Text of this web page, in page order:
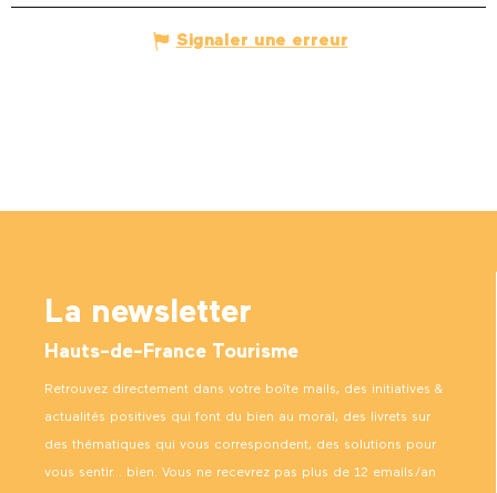
Signaler une erreur
La newsletter
Hauts-de-France Tourisme
Retrouvez directement dans votre boîte mails, des initiatives &
actualités positives qui font du bien au moral, des livrets sur
des thématiques qui vous correspondent, des solutions pour
vous sentir… bien. Vous ne recevrez pas plus de 12 emails/an